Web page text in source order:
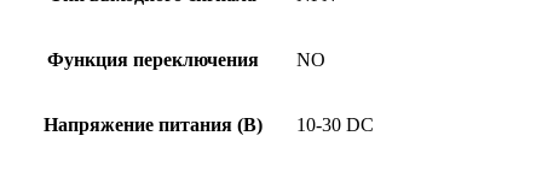
Функция переключения NO
Напряжение питания (В) 10-30 DC